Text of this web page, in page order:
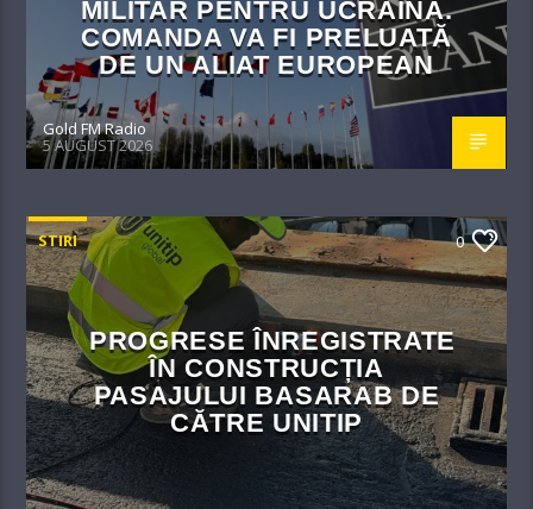
MILITAR PENTRU UCRAINA.
COMANDA VA FI PRELUATĂ
DE UN ALIAT EUROPEAN
Gold FM Radio
5 AUGUST 2026
STIRI 0
PROGRESE ÎNREGISTRATE
ÎN CONSTRUCȚIA
PASAJULUI BASARAB DE
CĂTRE UNITIP